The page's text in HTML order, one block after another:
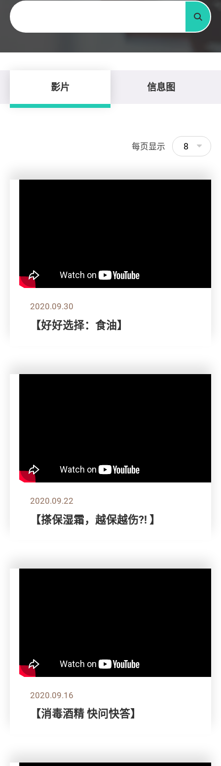
关键字
搜寻
影片 信息图
每页显示 8
2020.09.30
【好好选择：食油】
2020.09.22
【搽保湿霜，越保越伤?! 】
2020.09.16
【消毒酒精 快问快答】